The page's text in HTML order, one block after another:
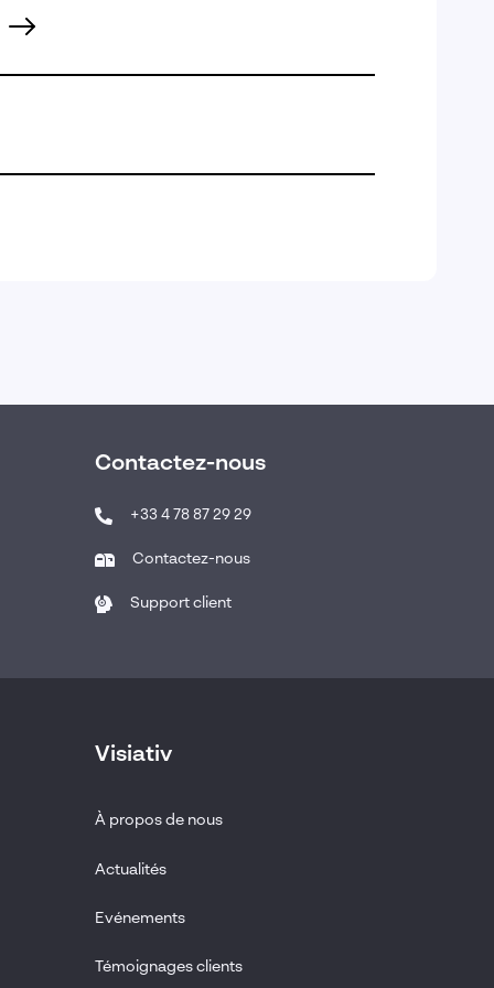
Contactez-nous
+33 4 78 87 29 29
Contactez-nous
Support client
Visiativ
À propos de nous
Actualités
Evénements
Témoignages clients